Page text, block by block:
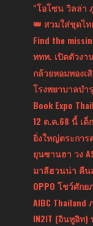
"โอโซน วิลล่า
👑 สวมใส่ชุดไ
Find the
ททท. เปิดตัวงา
กล้วยหอมทองเ
โรงพยาบาลบำ
Book Expo
12 ต.ค.68 นี้ เ
ยิ่งใหญ่ตระการ
ยุนซานฮา วง
มาลีฮวนน่า คืน
OPPO โชว์ศัก
AIBC
IN2IT (อินทูอิท)